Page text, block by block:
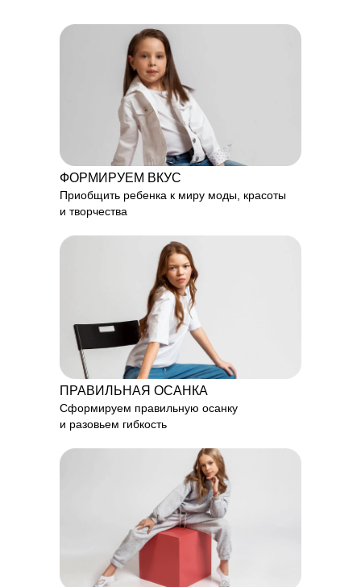
ФОРМИРУЕМ ВКУС
Приобщить ребенка к миру моды, красоты
и творчества
ПРАВИЛЬНАЯ ОСАНКА
Сформируем правильную осанку
и разовьем гибкость